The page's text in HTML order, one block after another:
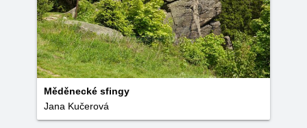
Měděnecké sfingy
Jana Kučerová